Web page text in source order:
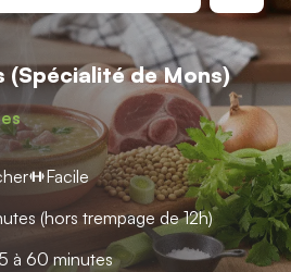
(Spécialité de Mons)
Facile
(hors trempage de 12h)
à 60 minutes